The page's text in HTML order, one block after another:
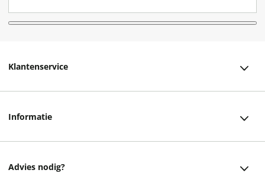
Klantenservice
Informatie
Advies nodig?